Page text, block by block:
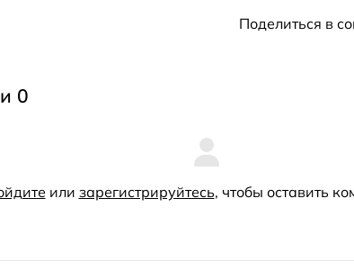
Поделиться в
0
или зарегистрируйтесь, чтобы оставить